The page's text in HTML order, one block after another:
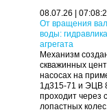
08.07.26 |
От вращения
воды:
агрегата
Механизм
скважинных
насосах на
1д315-71 и ЭЦВ
проходит через
лопастных